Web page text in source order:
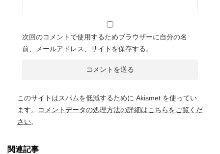
次回のコメントで使用するためブラウザーに自分の名
前、メールアドレス、サイトを保存する。
このサイトはスパムを低減するために Akismet を使ってい
ます。
コメントデータの処理方法の詳細はこちらをご覧くだ
さい。
関連記事